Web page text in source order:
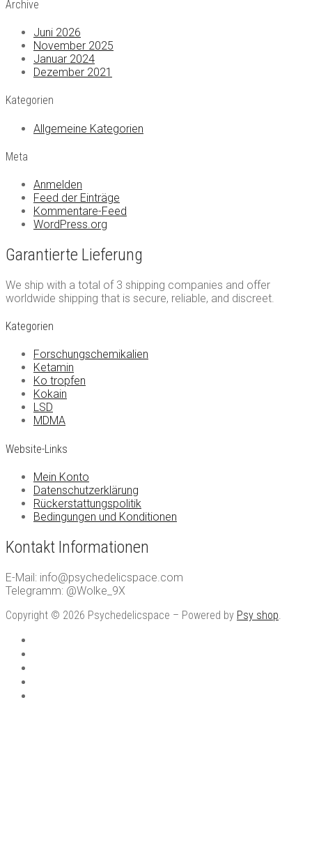
Archive
Juni 2026
November 2025
Januar 2024
Dezember 2021
Kategorien
Allgemeine Kategorien
Meta
Anmelden
Feed der Einträge
Kommentare-Feed
WordPress.org
Garantierte Lieferung
We ship with a total of 3 shipping companies and offer
worldwide shipping that is secure, reliable, and discreet.
Kategorien
Forschungschemikalien
Ketamin
Ko tropfen
Kokain
LSD
MDMA
Website-Links
Mein Konto
Datenschutzerklärung
Rückerstattungspolitik
Bedingungen und Konditionen
Kontakt Informationen
E-Mail: info@psychedelicspace.com
Telegramm: @Wolke_9X
Copyright © 2026 Psychedelicspace – Powered by Psy shop